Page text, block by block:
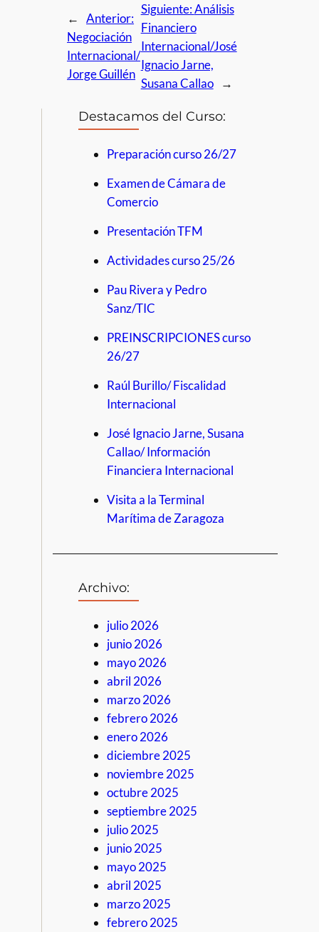
←
Anterior:
Negociación
Internacional/
Jorge Guillén
Siguiente:Análisis
Financiero
Internacional/José
Ignacio Jarne,
Susana Callao
→
Destacamos del Curso:
Preparación curso 26/27
Examen de Cámara de
Comercio
Presentación TFM
Actividades curso 25/26
Pau Rivera y Pedro
Sanz/TIC
PREINSCRIPCIONES curso
26/27
Raúl Burillo/ Fiscalidad
Internacional
José Ignacio Jarne, Susana
Callao/ Información
Financiera Internacional
Visita a la Terminal
Marítima de Zaragoza
Archivo:
julio 2026
junio 2026
mayo 2026
abril 2026
marzo 2026
febrero 2026
enero 2026
diciembre 2025
noviembre 2025
octubre 2025
septiembre 2025
julio 2025
junio 2025
mayo 2025
abril 2025
marzo 2025
febrero 2025